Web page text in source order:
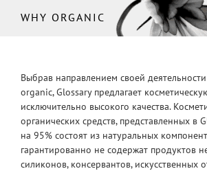
WHY ORGANIC
Выбрав направлением своей
organic, Glossary предлагает
исключительно высокого качества.
органических средств, представленных в
на 95% состоят из натуральных
гарантированно не содержат продуктов
силиконов, консервантов, искусственных